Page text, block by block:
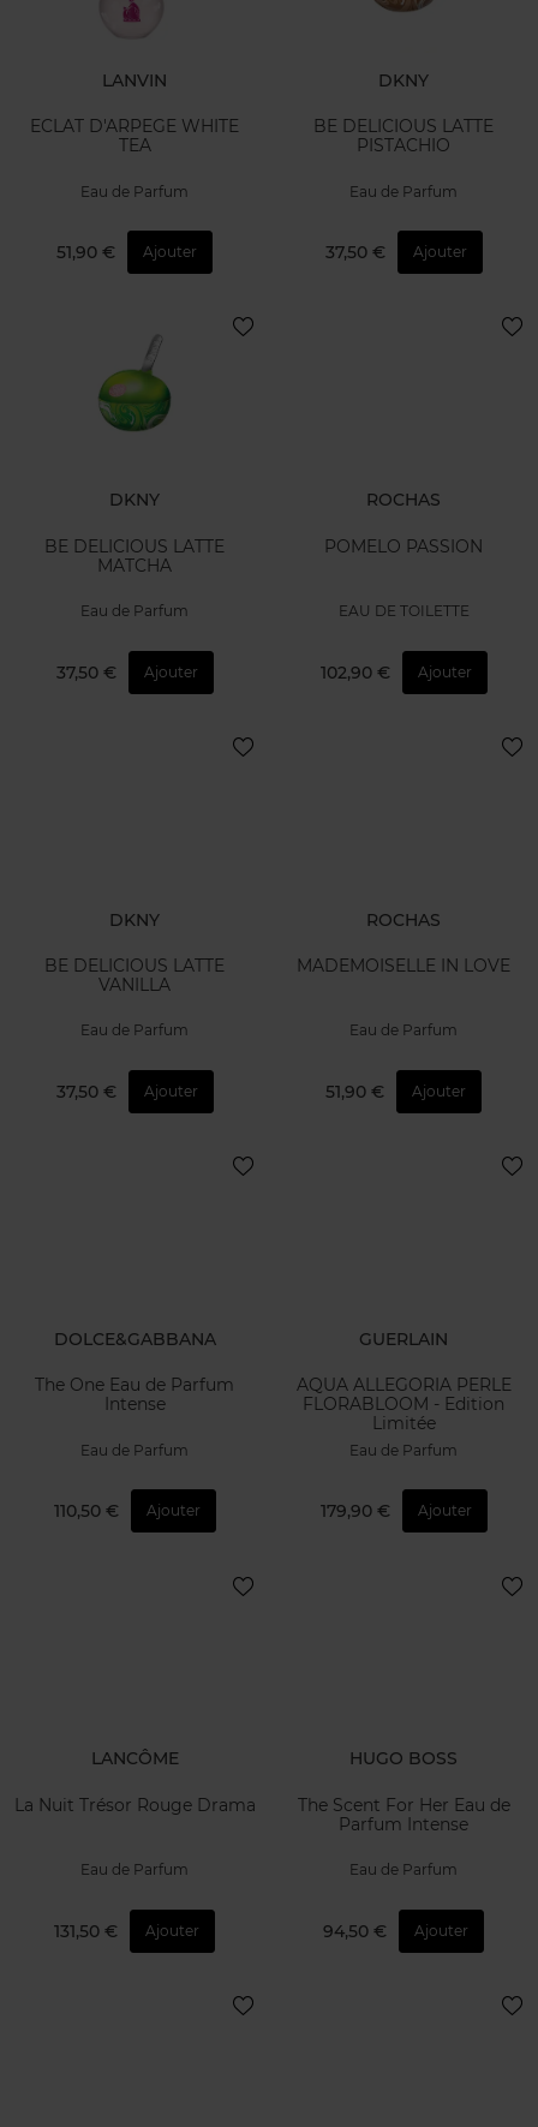
LANVIN
ECLAT D'ARPEGE WHITE
TEA
Eau de Parfum
51,90 € Ajouter
DKNY
BE DELICIOUS LATTE
PISTACHIO
Eau de Parfum
37,50 € Ajouter
DKNY
BE DELICIOUS LATTE
MATCHA
Eau de Parfum
37,50 € Ajouter
ROCHAS
POMELO PASSION
EAU DE TOILETTE
102,90 € Ajouter
DKNY
BE DELICIOUS LATTE
VANILLA
Eau de Parfum
37,50 € Ajouter
ROCHAS
MADEMOISELLE IN LOVE
Eau de Parfum
51,90 € Ajouter
DOLCE&GABBANA
The One Eau de Parfum
Intense
Eau de Parfum
110,50 € Ajouter
GUERLAIN
AQUA ALLEGORIA PERLE
FLORABLOOM - Edition
Limitée
Eau de Parfum
179,90 € Ajouter
LANCÔME
La Nuit Trésor Rouge Drama
Eau de Parfum
131,50 € Ajouter
HUGO BOSS
The Scent For Her Eau de
Parfum Intense
Eau de Parfum
94,50 € Ajouter